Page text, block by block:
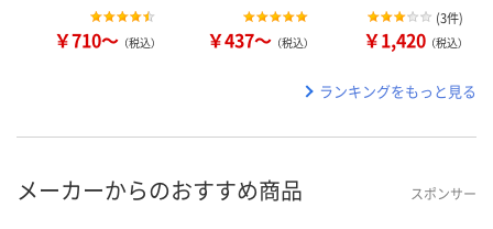
￥710～ （税込） ￥437～ （税込）
(3件)
￥1,420 （税込）
ランキングをもっと見る
メーカーからのおすすめ商品 スポンサー